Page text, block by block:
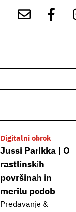
Digitalni obrok
Jussi Parikka | O
rastlinskih
površinah in
merilu podob
Predavanje &